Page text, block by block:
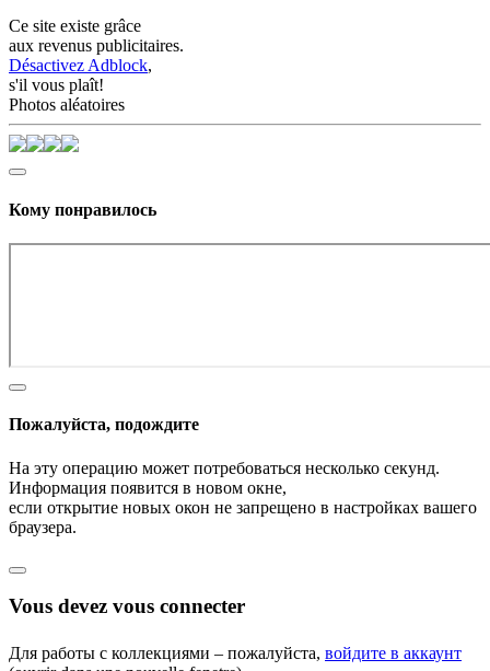
Ce site existe grâce
aux revenus publicitaires.
Désactivez Adblock,
s'il vous plaît!
Photos aléatoires
Кому понравилось
Пожалуйста, подождите
На эту операцию может потребоваться несколько секунд.
Информация появится в новом окне,
если открытие новых окон не запрещено в настройках вашего
браузера.
Vous devez vous connecter
Для работы с коллекциями – пожалуйста, войдите в аккаунт